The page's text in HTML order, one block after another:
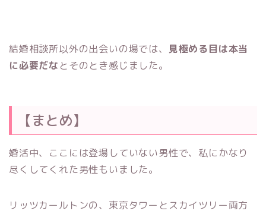
結婚相談所以外の出会いの場では、 見極める目は本当
に必要だな とそのとき感じました。
【まとめ】
婚活中、ここには登場していない男性で、私にかなり
尽くしてくれた男性もいました。
リッツカールトンの、東京タワーとスカイツリー両方